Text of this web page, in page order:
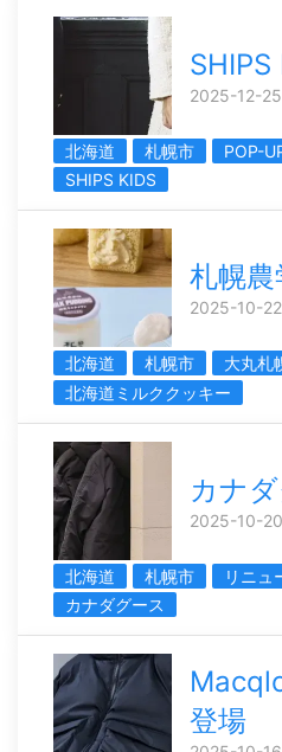
SHIPS
2025-12-
北海道 札幌市 POP-
SHIPS KIDS
札幌
2025-10-
北海道 札幌市 大丸札
北海道ミルククッキー
カナ
2025-10-
北海道 札幌市 リニュ
カナダグース
登場